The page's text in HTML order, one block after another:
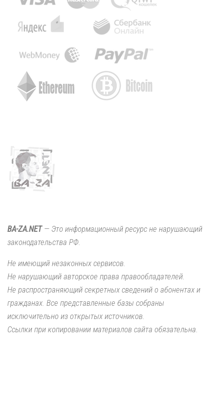
BA-ZA.NET— Это информационный ресурс не нарушающий
законодательства РФ.
Не имеющий незаконных сервисов.
Не нарушающий авторское права правообладателей.
Не распространяющий секретных сведений о абонентах и
гражданах. Все представленные базы собраны
исключительно из открытых источников.
Ссылки при копировании материалов сайта обязательна.